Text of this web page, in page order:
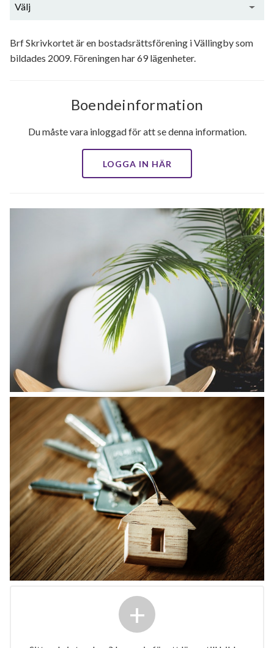
Välj
Ekonomi
Brf Skrivkortet är en bostadsrättsförening i Vällingby som
bildades 2009. Föreningen har 69 lägenheter.
Boendeinformation
Du måste vara inloggad för att se denna information.
LOGGA IN HÄR
+